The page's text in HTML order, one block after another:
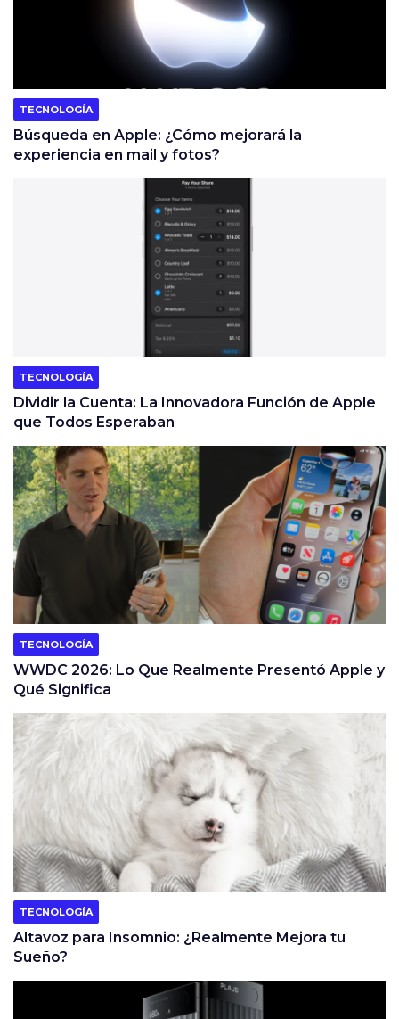
TECNOLOGÍA
Búsqueda en Apple: ¿Cómo mejorará la
experiencia en mail y fotos?
TECNOLOGÍA
Dividir la Cuenta: La Innovadora Función de Apple
que Todos Esperaban
TECNOLOGÍA
WWDC 2026: Lo Que Realmente Presentó Apple y
Qué Significa
TECNOLOGÍA
Altavoz para Insomnio: ¿Realmente Mejora tu
Sueño?